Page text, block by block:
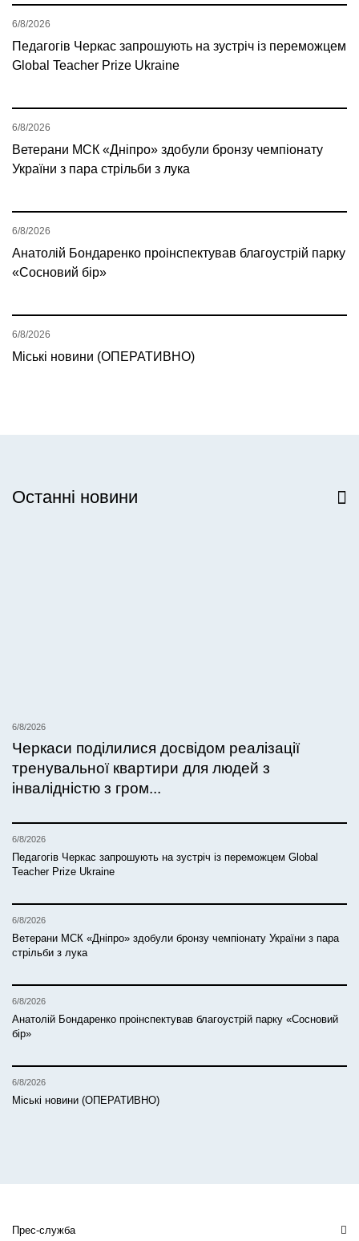
Педагогів Черкас запрошують на зустріч із переможцем
Global Teacher Prize Ukraine
6/8/2026
Ветерани МСК «Дніпро» здобули бронзу чемпіонату
України з пара стрільби з лука
6/8/2026
Анатолій Бондаренко проінспектував благоустрій парку
«Сосновий бір»
6/8/2026
Міські новини (ОПЕРАТИВНО)
6/8/2026
Останні новини
6/8/2026
Черкаси поділилися досвідом реалізації
тренувальної квартири для людей з
інвалідністю з гром...
6/8/2026
Педагогів Черкас запрошують на зустріч із переможцем Global
Teacher Prize Ukraine
6/8/2026
Ветерани МСК «Дніпро» здобули бронзу чемпіонату України з пара
стрільби з лука
6/8/2026
Анатолій Бондаренко проінспектував благоустрій парку «Сосновий
бір»
6/8/2026
Міські новини (ОПЕРАТИВНО)
Прес-служба